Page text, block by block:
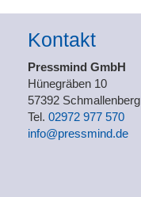
Kontakt
Pressmind GmbH
Hünegräben 10
57392 Schmallenberg
Tel. 02972 977 570
info@pressmind.de